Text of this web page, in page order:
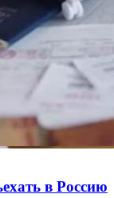
в Россию